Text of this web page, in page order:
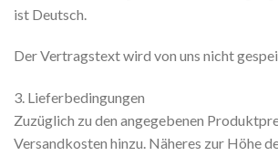
ist Deutsch.
Der Vertragstext wird von uns nicht
3. Lieferbedingungen
Zuzüglich zu den angegebenen
Versandkosten hinzu. Näheres zur Höhe